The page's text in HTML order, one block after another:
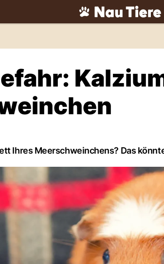
tiere.NAU.ch
Ihres Meerschweinchens? Das